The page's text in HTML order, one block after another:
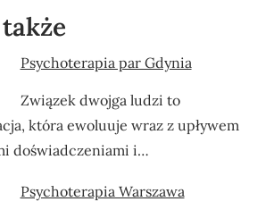
Psychoterapia par Gdynia
Związek dwojga ludzi to
która ewoluuje wraz z upływem
doświadczeniami i…
Psychoterapia Warszawa